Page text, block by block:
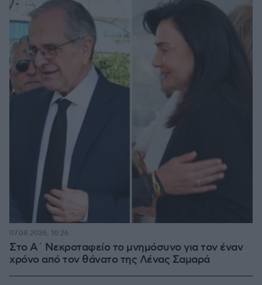
Στο Α΄ Νεκροταφείο το μνημόσυνο για τον έναν
χρόνο από τον θάνατο της Λένας Σαμαρά
07.08.2026, 10:26